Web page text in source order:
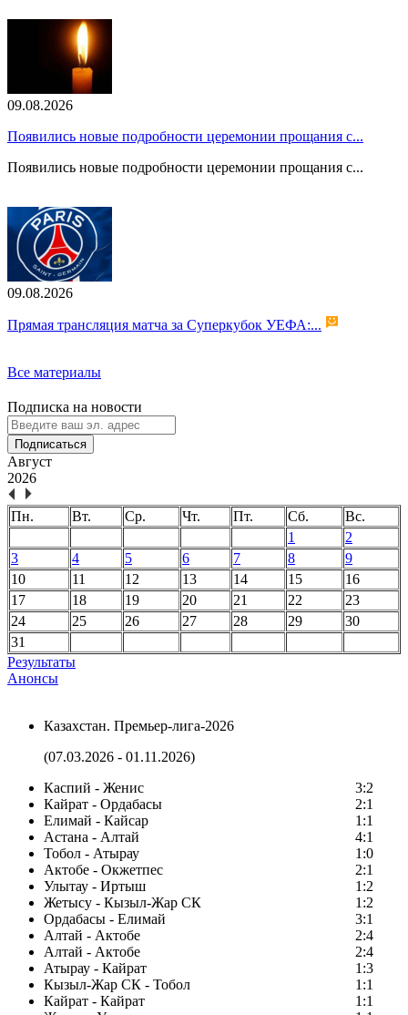
09.08.2026
Появились новые подробности церемонии прощания с...
Появились новые подробности церемонии прощания с...
09.08.2026
Прямая трансляция матча за Суперкубок УЕФА:...
Все материалы
Подписка на новости
Подписаться
Август
2026
Пн. Вт. Ср. Чт. Пт. Сб.
Вс.
1
2
3
4 5 6 7 8
9
10
11 12 13 14 15
16
17
18 19 20 21 22
23
24
25 26 27 28 29
30
31
Результаты
Анонсы
Казахстан. Премьер-лига-2026
(07.03.2026 - 01.11.2026)
Каспий - Женис
3:2
Кайрат - Ордабасы
2:1
Елимай - Кайсар
1:1
Астана - Алтай
4:1
Тобол - Атырау
1:0
Актобе - Окжетпес
2:1
Улытау - Иртыш
1:2
Жетысу - Кызыл-Жар СК
1:2
Ордабасы - Елимай
3:1
Алтай - Актобе
2:4
Алтай - Актобе
2:4
Атырау - Кайрат
1:3
Кызыл-Жар СК - Тобол
1:1
Кайрат - Кайрат
1:1